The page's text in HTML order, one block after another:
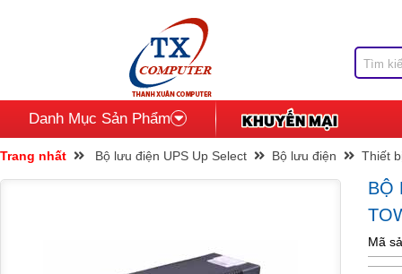
Danh Mục Sản Phẩm
Trang nhất Bộ lưu điện UPS Up Select Bộ lưu điện Thiết
BỘ
Mã